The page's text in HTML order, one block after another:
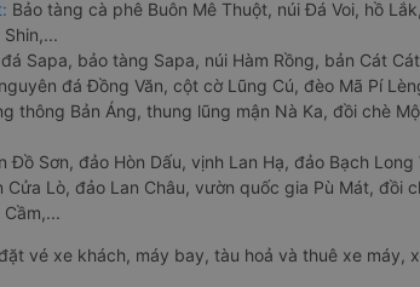
Bảo tàng cà phê Buôn Mê Thuột, núi Đá Voi, hồ
Sapa, bảo tàng Sapa, núi Hàm Rồng, bản Cát
đá Đồng Văn, cột cờ Lũng Cú, đèo Mã Pí
thông Bản Áng, thung lũng mận Nà Ka, đồi chè
Đồ Sơn, đảo Hòn Dấu, vịnh Lan Hạ, đảo Bạch
Cửa Lò, đảo Lan Châu, vườn quốc gia Pù Mát,
vé xe khách, máy bay, tàu hoả và thuê xe máy,